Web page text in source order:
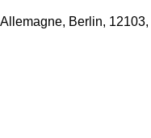
Allemagne, Berlin,